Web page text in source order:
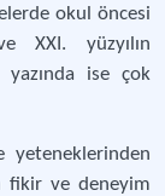
okul öncesi
XXI. yüzyılın
yazında ise çok
yeteneklerinden
fikir ve deneyim